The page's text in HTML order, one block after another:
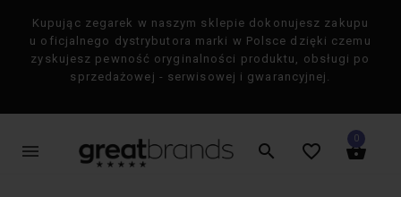
Kupując zegarek w naszym sklepie dokonujesz zakupu
u oficjalnego dystrybutora marki w Polsce dzięki czemu
zyskujesz pewność oryginalności produktu, obsługi po
sprzedażowej - serwisowej i gwarancyjnej.
menu shopping_basket
0
favorite_border
search
×